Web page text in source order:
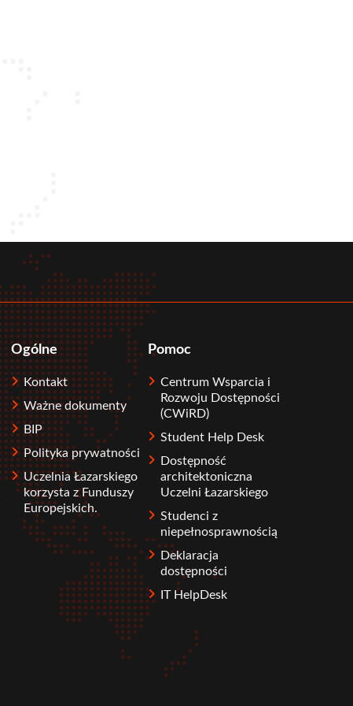
Ogólne
Kontakt
Ważne dokumenty
BIP
Polityka prywatności
Uczelnia Łazarskiego
korzysta z Funduszy
Europejskich.
Pomoc
Centrum Wsparcia i
Rozwoju Dostępności
(CWiRD)
Student Help Desk
Dostępność
architektoniczna
Uczelni Łazarskiego
Studenci z
niepełnosprawnością
Deklaracja
dostępności
IT HelpDesk